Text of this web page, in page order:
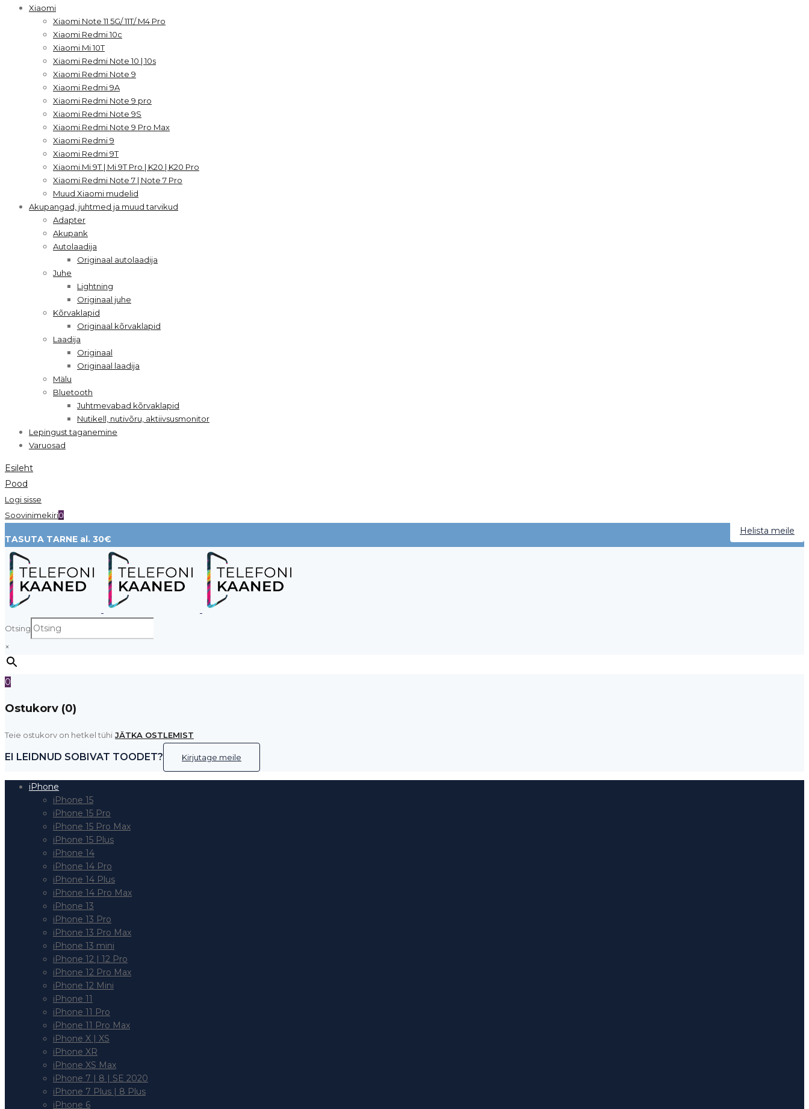
Xiaomi
Xiaomi Note 11 5G/ 11T/ M4 Pro
Xiaomi Redmi 10c
Xiaomi Mi 10T
Xiaomi Redmi Note 10 | 10s
Xiaomi Redmi Note 9
Xiaomi Redmi 9A
Xiaomi Redmi Note 9 pro
Xiaomi Redmi Note 9S
Xiaomi Redmi Note 9 Pro Max
Xiaomi Redmi 9
Xiaomi Redmi 9T
Xiaomi Mi 9T | Mi 9T Pro | K20 | K20 Pro
Xiaomi Redmi Note 7 | Note 7 Pro
Muud Xiaomi mudelid
Akupangad, juhtmed ja muud tarvikud
Adapter
Akupank
Autolaadija
Originaal autolaadija
Juhe
Lightning
Originaal juhe
Kõrvaklapid
Originaal kõrvaklapid
Laadija
Originaal
Originaal laadija
Mälu
Bluetooth
Juhtmevabad kõrvaklapid
Nutikell, nutivõru, aktiivsusmonitor
Lepingust taganemine
Varuosad
Esileht
Pood
Logi sisse
Soovinimekiri0
TASUTA TARNE al. 30€
Helista meile
Otsing
×
0
Ostukorv (0)
Teie ostukorv on hetkel tühi JÄTKA OSTLEMIST
EI LEIDNUD SOBIVAT TOODET? Kirjutage meile
iPhone
iPhone 15
iPhone 15 Pro
iPhone 15 Pro Max
iPhone 15 Plus
iPhone 14
iPhone 14 Pro
iPhone 14 Plus
iPhone 14 Pro Max
iPhone 13
iPhone 13 Pro
iPhone 13 Pro Max
iPhone 13 mini
iPhone 12 | 12 Pro
iPhone 12 Pro Max
iPhone 12 Mini
iPhone 11
iPhone 11 Pro
iPhone 11 Pro Max
iPhone X | XS
iPhone XR
iPhone XS Max
iPhone 7 | 8 | SE 2020
iPhone 7 Plus | 8 Plus
iPhone 6